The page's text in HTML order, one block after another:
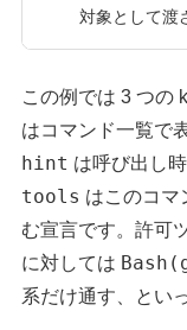
対象として渡
この例では 3 つの
はコマンド一覧で
hint は呼び出し
tools はこのコマ
む宣言です。許可
に対しては
系だけ通す、とい